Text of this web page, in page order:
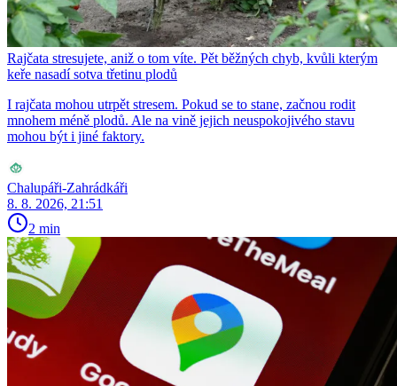
Rajčata stresujete, aniž o tom víte. Pět běžných chyb, kvůli kterým
keře nasadí sotva třetinu plodů
I rajčata mohou utrpět stresem. Pokud se to stane, začnou rodit
mnohem méně plodů. Ale na vině jejich neuspokojivého stavu
mohou být i jiné faktory.
Chalupáři-Zahrádkáři
8. 8. 2026, 21:51
2 min